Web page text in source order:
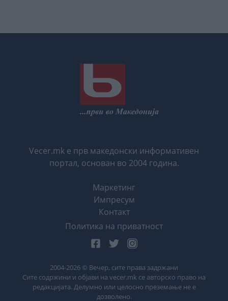
Vecer.mk е прв македонски информативен
портал, основан во 2004 година.
Маркетинг
Импресум
Контакт
Политика на приватност
2004-2026 © Вечер, сите права задржани
Сите содржини и објави на vecer.mk се авторско право на
редакцијата. Делумно или целосно преземање не е
дозволено.